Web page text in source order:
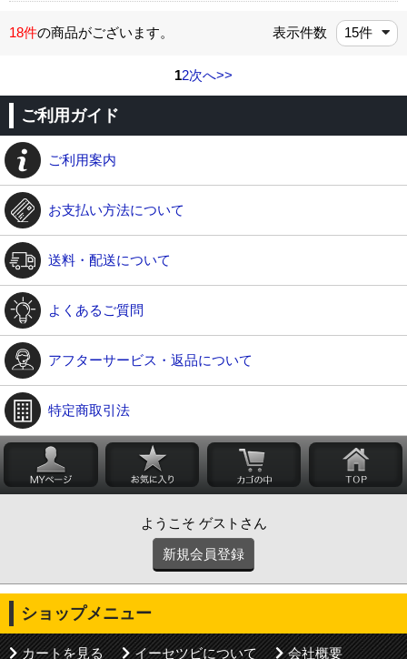
18件の商品がございます。 表示件数
12次へ>>
ご利用ガイド
ご利用案内
お支払い方法について
送料・配送について
よくあるご質問
アフターサービス・返品について
特定商取引法
ようこそ ゲストさん
新規会員登録
ショップメニュー
カートを見る イーセツビについて 会社概要